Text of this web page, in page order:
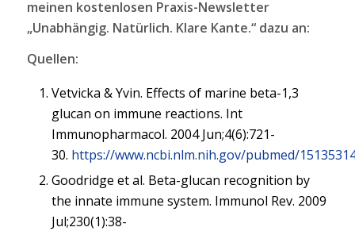
meinen kostenlosen Praxis-Newsletter
„Unabhängig. Natürlich. Klare Kante.“ dazu an:
Quellen:
Vetvicka & Yvin. Effects of marine beta-1,3
glucan on immune reactions. Int
Immunopharmacol. 2004 Jun;4(6):721-
30. https://www.ncbi.nlm.nih.gov/pubmed/
Goodridge et al. Beta-glucan recognition by
the innate immune system. Immunol Rev. 2009
Jul;230(1):38-